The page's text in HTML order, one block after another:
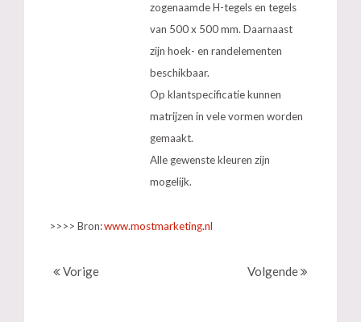
zogenaamde H-tegels en tegels
van 500 x 500 mm. Daarnaast
zijn hoek- en randelementen
beschikbaar.
Op klantspecificatie kunnen
matrijzen in vele vormen worden
gemaakt.
Alle gewenste kleuren zijn
mogelijk.
>>>> Bron:www.mostmarketing.nl
Vorige Volgende